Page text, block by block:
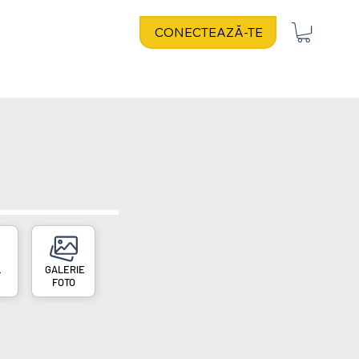
CONECTEAZĂ-TE
FOTO